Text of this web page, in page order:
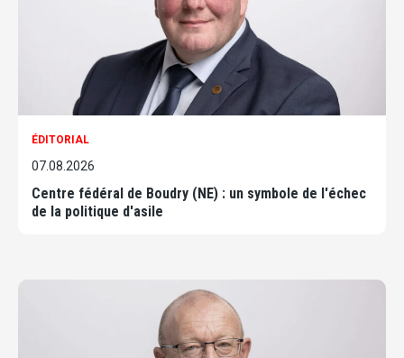
ÉDITORIAL
07.08.2026
Centre fédéral de Boudry (NE) : un symbole de l'échec
de la politique d'asile